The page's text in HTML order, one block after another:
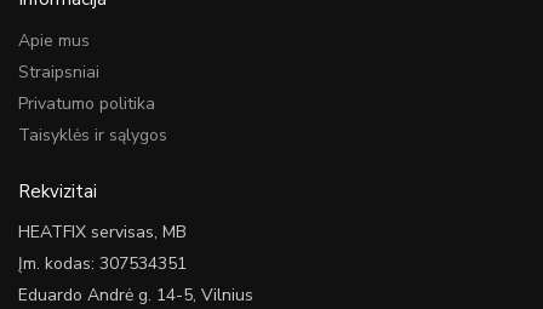
Apie mus
Straipsniai
Privatumo politika
Taisyklės ir sąlygos
Rekvizitai
HEATFIX servisas, MB
Įm. kodas: 307534351
Eduardo Andrė g. 14-5, Vilnius